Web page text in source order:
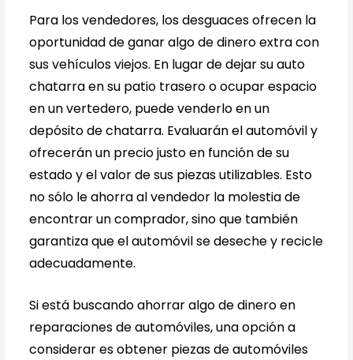
Para los vendedores, los desguaces ofrecen la
oportunidad de ganar algo de dinero extra con
sus vehículos viejos. En lugar de dejar su auto
chatarra en su patio trasero o ocupar espacio
en un vertedero, puede venderlo en un
depósito de chatarra. Evaluarán el automóvil y
ofrecerán un precio justo en función de su
estado y el valor de sus piezas utilizables. Esto
no sólo le ahorra al vendedor la molestia de
encontrar un comprador, sino que también
garantiza que el automóvil se deseche y recicle
adecuadamente.
Si está buscando ahorrar algo de dinero en
reparaciones de automóviles, una opción a
considerar es obtener piezas de automóviles